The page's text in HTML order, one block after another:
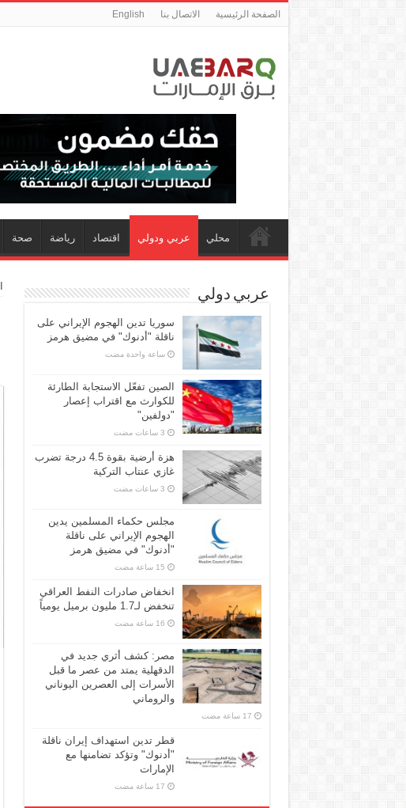
الصفحة الرئيسية الاتصال بنا English
محلي عربي ودولي اقتصاد رياضة صحة
عربي دولي
سوريا تدين الهجوم الإيراني على
ناقلة "أدنوك" في مضيق هرمز ‏
‏ساعة واحدة مضت
الصين تفعّل الاستجابة الطارئة
للكوارث مع اقتراب إعصار
"دولفين"
هزة أرضية بقوة 4.5 درجة تضرب
غازي عنتاب التركية
مجلس حكماء المسلمين يدين
الهجوم الإيراني على ناقلة
"أدنوك" في مضيق هرمز
انخفاض صادرات النفط العراقي
تنخفض لـ1.7 مليون برميل يومياً
مصر: كشف أثري جديد في
الدقهلية يمتد من عصر ما قبل
الأسرات إلى العصرين اليوناني
والروماني
قطر تدين استهداف إيران ناقلة
"أدنوك" وتؤكد تضامنها مع
الإمارات